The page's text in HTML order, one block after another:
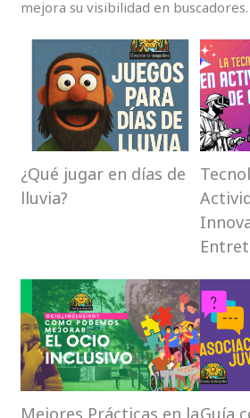
mejora su visibilidad en buscadores.
¿Qué jugar en días de
lluvia?